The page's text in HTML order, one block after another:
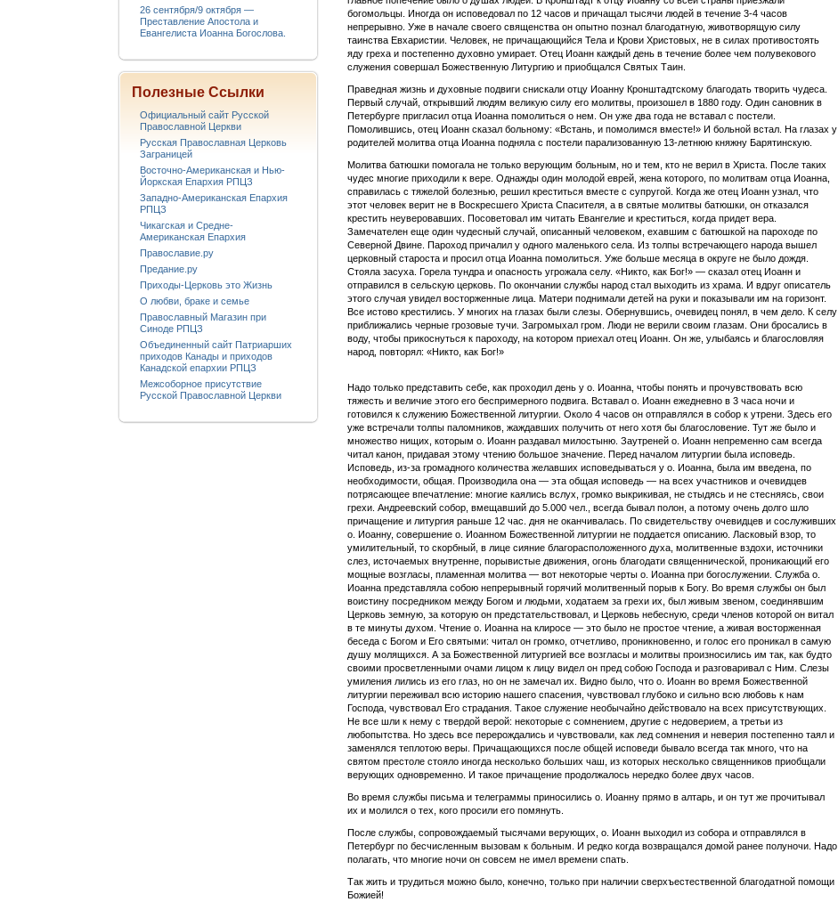
богомольцы. Иногда он исповедовал по 12 часов и причащал тысячи людей в течение 3-4 часов
непрерывно. Уже в начале своего священства он опытно познал благодатную, животворящую силу
таинства Евхаристии. Человек, не причащающийся Тела и Крови Христовых, не в силах противостоять
яду греха и постепенно духовно умирает. Отец Иоанн каждый день в течение более чем полувекового
служения совершал Божественную Литургию и приобщался Святых Таин.
Праведная жизнь и духовные подвиги снискали отцу Иоанну Кронштадтскому благодать творить чудеса.
Первый случай, открывший людям великую силу его молитвы, произошел в 1880 году. Один сановник в
Петербурге пригласил отца Иоанна помолиться о нем. Он уже два года не вставал с постели.
Помолившись, отец Иоанн сказал больному: «Встань, и помолимся вместе!» И больной встал. На глазах у
родителей молитва отца Иоанна подняла с постели парализованную 13-летнюю княжну Барятинскую.
Молитва батюшки помогала не только верующим больным, но и тем, кто не верил в Христа. После таких
чудес многие приходили к вере. Однажды один молодой еврей, жена которого, по молитвам отца Иоанна,
справилась с тяжелой болезнью, решил креститься вместе с супругой. Когда же отец Иоанн узнал, что
этот человек верит не в Воскресшего Христа Спасителя, а в святые молитвы батюшки, он отказался
крестить неуверовавших. Посоветовал им читать Евангелие и креститься, когда придет вера.
Замечателен еще один чудесный случай, описанный человеком, ехавшим с батюшкой на пароходе по
Северной Двине. Пароход причалил у одного маленького села. Из толпы встречающего народа вышел
церковный староста и просил отца Иоанна помолиться. Уже больше месяца в округе не было дождя.
Стояла засуха. Горела тундра и опасность угрожала селу. «Никто, как Бог!» — сказал отец Иоанн и
отправился в сельскую церковь. По окончании службы народ стал выходить из храма. И вдруг описатель
этого случая увидел восторженные лица. Матери поднимали детей на руки и показывали им на горизонт.
Все истово крестились. У многих на глазах были слезы. Обернувшись, очевидец понял, в чем дело. К селу
приближались черные грозовые тучи. Загромыхал гром. Люди не верили своим глазам. Они бросались в
воду, чтобы прикоснуться к пароходу, на котором приехал отец Иоанн. Он же, улыбаясь и благословляя
народ, повторял: «Никто, как Бог!»
Надо только представить себе, как проходил день у о. Иоанна, чтобы понять и прочувствовать всю
тяжесть и величие этого его беспримерного подвига. Вставал о. Иоанн ежедневно в 3 часа ночи и
готовился к служению Божественной литургии. Около 4 часов он отправлялся в собор к утрени. Здесь его
уже встречали толпы паломников, жаждавших получить от него хотя бы благословение. Тут же было и
множество нищих, которым о. Иоанн раздавал милостыню. Заутреней о. Иоанн непременно сам всегда
читал канон, придавая этому чтению большое значение. Перед началом литургии была исповедь.
Исповедь, из-за громадного количества желавших исповедываться у о. Иоанна, была им введена, по
необходимости, общая. Производила она — эта общая исповедь — на всех участников и очевидцев
потрясающее впечатление: многие каялись вслух, громко выкрикивая, не стыдясь и не стесняясь, свои
грехи. Андреевский собор, вмещавший до 5.000 чел., всегда бывал полон, а потому очень долго шло
причащение и литургия раньше 12 час. дня не оканчивалась. По свидетельству очевидцев и сослуживших
о. Иоанну, совершение о. Иоанном Божественной литургии не поддается описанию. Ласковый взор, то
умилительный, то скорбный, в лице сияние благорасположенного духа, молитвенные вздохи, источники
слез, источаемых внутренне, порывистые движения, огонь благодати священнической, проникающий его
мощные возгласы, пламенная молитва — вот некоторые черты о. Иоанна при богослужении. Служба о.
Иоанна представляла собою непрерывный горячий молитвенный порыв к Богу. Во время службы он был
воистину посредником между Богом и людьми, ходатаем за грехи их, был живым звеном, соединявшим
Церковь земную, за которую он предстательствовал, и Церковь небесную, среди членов которой он витал
в те минуты духом. Чтение о. Иоанна на клиросе — это было не простое чтение, а живая восторженная
беседа с Богом и Его святыми: читал он громко, отчетливо, проникновенно, и голос его проникал в самую
душу молящихся. А за Божественной литургией все возгласы и молитвы произносились им так, как будто
своими просветленными очами лицом к лицу видел он пред собою Господа и разговаривал с Ним. Слезы
умиления лились из его глаз, но он не замечал их. Видно было, что о. Иоанн во время Божественной
литургии переживал всю историю нашего спасения, чувствовал глубоко и сильно всю любовь к нам
Господа, чувствовал Его страдания. Такое служение необычайно действовало на всех присутствующих.
Не все шли к нему с твердой верой: некоторые с сомнением, другие с недоверием, а третьи из
любопытства. Но здесь все перерождались и чувствовали, как лед сомнения и неверия постепенно таял и
заменялся теплотою веры. Причащающихся после общей исповеди бывало всегда так много, что на
святом престоле стояло иногда несколько больших чаш, из которых несколько священников приобщали
верующих одновременно. И такое причащение продолжалось нередко более двух часов.
Во время службы письма и телеграммы приносились о. Иоанну прямо в алтарь, и он тут же прочитывал
их и молился о тех, кого просили его помянуть.
После службы, сопровождаемый тысячами верующих, о. Иоанн выходил из собора и отправлялся в
Петербург по бесчисленным вызовам к больным. И редко когда возвращался домой ранее полуночи. Надо
полагать, что многие ночи он совсем не имел времени спать.
Так жить и трудиться можно было, конечно, только при наличии сверхъестественной благодатной помощи
Божией!
26 сентября/9 октября —
Преставление Апостола и
Евангелиста Иоанна Богослова.
Полезные Ссылки
Официальный сайт Русской
Православной Церкви
Русская Православная Церковь
Заграницей
Восточно-Американская и Нью-
Йоркская Епархия РПЦЗ
Западно-Американская Епархия
РПЦЗ
Чикагская и Средне-
Американская Епархия
Православие.ру
Предание.ру
Приходы-Церковь это Жизнь
О любви, браке и семье
Православный Магазин при
Синоде РПЦЗ
Объединенный сайт Патриарших
приходов Канады и приходов
Канадской епархии РПЦЗ
Межсоборное присутствие
Русской Православной Церкви